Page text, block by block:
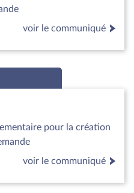
voir le communiqué
pour la création
voir le communiqué